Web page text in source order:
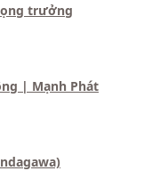
trưởng
| Mạnh Phát